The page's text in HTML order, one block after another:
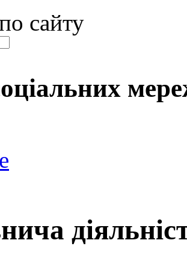
сайту